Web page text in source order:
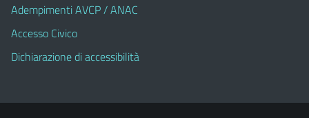
Adempimenti AVCP / ANAC
Accesso Civico
Dichiarazione di accessibilità